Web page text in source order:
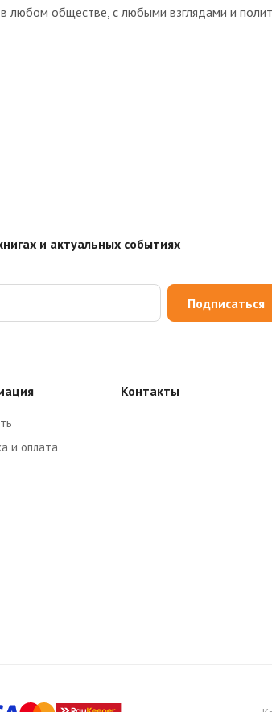
любом обществе, с любыми взглядами и
и актуальных событиях
Подписаться
и оплата
Контакты